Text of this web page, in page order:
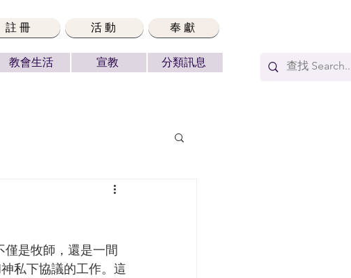
註冊 活動 奉獻
教會生活 宣教 分類訊息
私下協議的工作。這